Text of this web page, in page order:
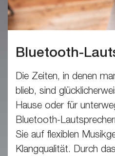
Bluetooth-
Die Zeiten, in denen
blieb, sind
Hause oder für
Bluetooth-
Sie auf flexiblen
Klangqualität. Durch